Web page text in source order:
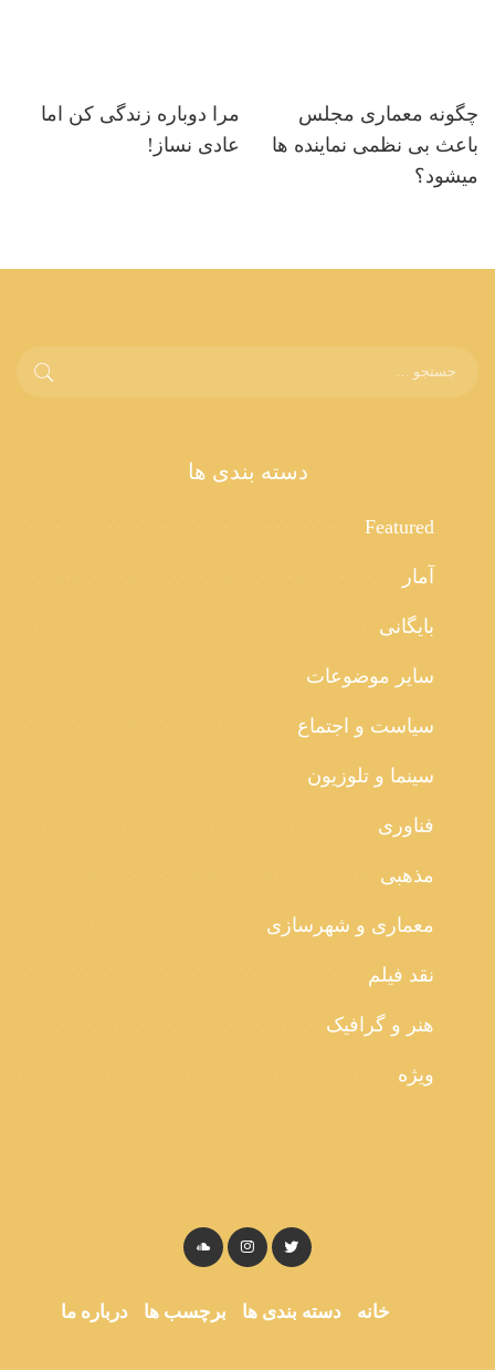
چگونه معماری مجلس
باعث بی نظمی نماینده ها
میشود؟
مرا دوباره زندگی کن اما
عادی نساز!
دسته بندی ها
Featured
آمار
بایگانی
سایر موضوعات
سیاست و اجتماع
سینما و تلوزیون
فناوری
مذهبی
معماری و شهرسازی
نقد فیلم
هنر و گرافیک
ویژه
خانه دسته بندی ها برچسب ها درباره ما